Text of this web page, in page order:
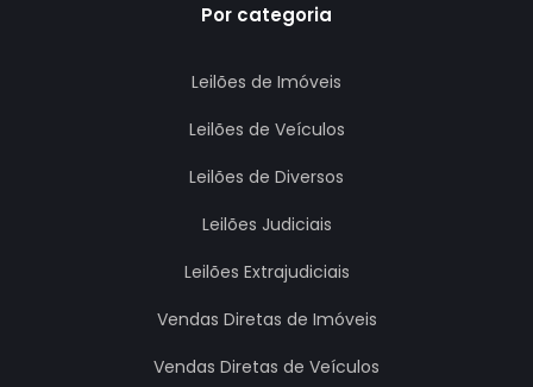
Por categoria
Leilões de Imóveis
Leilões de Veículos
Leilões de Diversos
Leilões Judiciais
Leilões Extrajudiciais
Vendas Diretas de Imóveis
Vendas Diretas de Veículos